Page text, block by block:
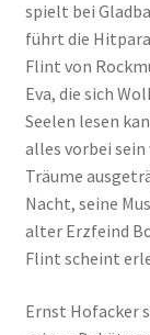
spielt bei
führt die
Flint von
Eva, die sich
Seelen lesen
alles vorbei
Träume
Nacht, seine
alter Erzfeind
Flint scheint
Ernst Hofacker